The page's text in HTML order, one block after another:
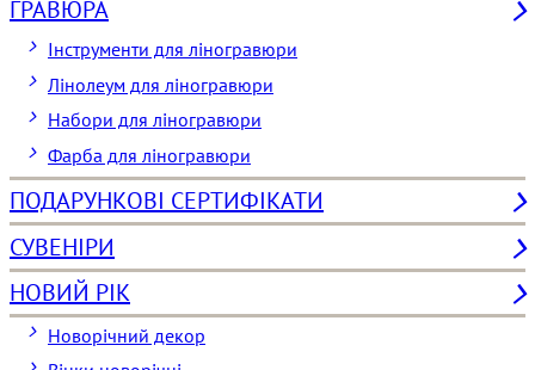
ГРАВЮРА
Інструменти для ліногравюри
Лінолеум для ліногравюри
Набори для ліногравюри
Фарба для ліногравюри
ПОДАРУНКОВІ СЕРТИФІКАТИ
СУВЕНІРИ
НОВИЙ РІК
Новорічний декор